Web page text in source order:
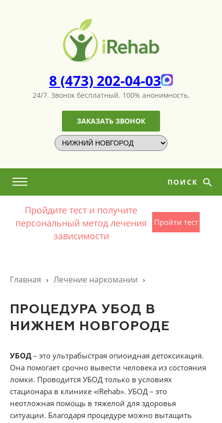
8 (473) 202-04-03
24/7. Звонок бесплатный. 100% анонимность.
ЗАКАЗАТЬ ЗВОНОК
ПОИСК
Пройдите тест и получите
персональный метод лечения
зависимости
Пройти тест
Главная › Лечение наркомании ›
ПРОЦЕДУРА УБОД В
НИЖНЕМ НОВГОРОДЕ
УБОД– это ультрабыстрая опиоидная детоксикация.
Она помогает срочно вывести человека из состояния
ломки. Проводится УБОД только в условиях
стационара в клинике «iRehab». УБОД – это
неотложная помощь в тяжелой для здоровья
ситуации. Благодаря процедуре можно вытащить